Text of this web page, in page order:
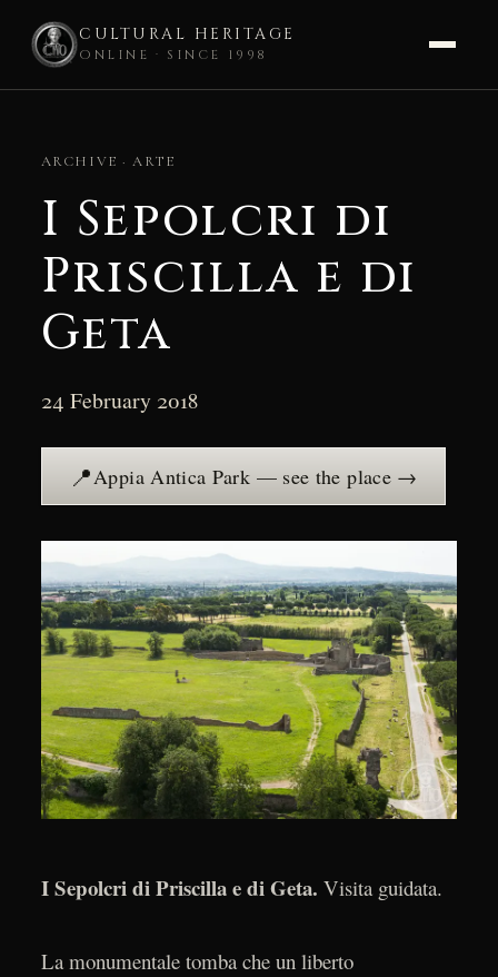
CULTURAL HERITAGE
ONLINE · SINCE 1998
contentARCHIVE · ARTE
I Sepolcri di
Priscilla e di
Geta
24 February 2018
📍Appia Antica Park — see the place →
I Sepolcri di Priscilla e di Geta. Visita guidata.
La monumentale tomba che un liberto